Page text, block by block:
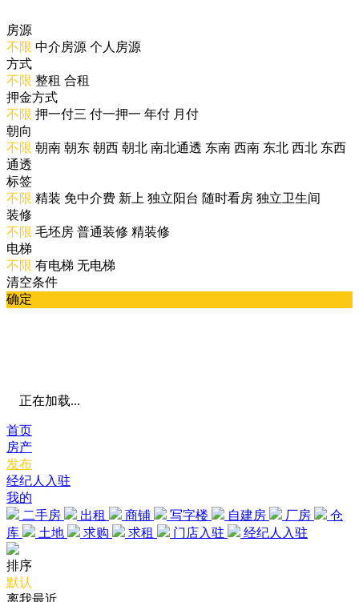
房源
不限 中介房源 个人房源
方式
不限 整租 合租
押金方式
不限 押一付三 付一押一 年付 月付
朝向
不限 朝南 朝东 朝西 朝北 南北通透 东南 西南 东北 西北 东西
通透
标签
不限 精装 免中介费 新上 独立阳台 随时看房 独立卫生间
装修
不限 毛坯房 普通装修 精装修
电梯
不限 有电梯 无电梯
清空条件
确定
正在加载...
首页
房产
发布
经纪人入驻
我的
二手房
出租 商铺 写字楼 自建房 厂房
仓
库
土地 求购 求租 门店入驻 经纪人入驻
排序
默认
离我最近